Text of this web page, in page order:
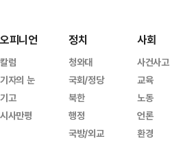
오피니언
칼럼
기자의 눈
기고
시사만평
정치
청와대
국회/정당
북한
행정
국방/외교
사회
사건사고
교육
노동
언론
환경